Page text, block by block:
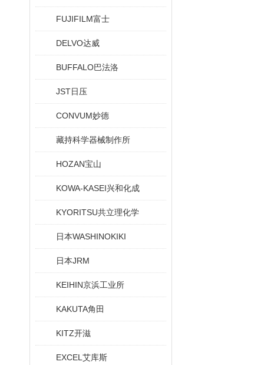
FUJIFILM富士
DELVO达威
BUFFALO巴法洛
JST日压
CONVUM妙德
藏持科学器械制作所
HOZAN宝山
KOWA-KASEI兴和化成
KYORITSU共立理化学
日本WASHINOKIKI
日本JRM
KEIHIN京浜工业所
KAKUTA角田
KITZ开滋
EXCEL艾库斯